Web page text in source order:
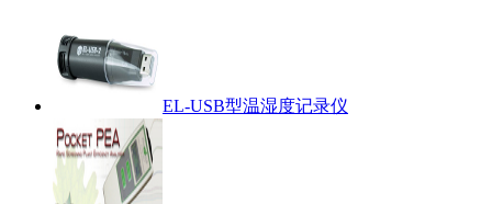
EL-USB型温湿度记录仪